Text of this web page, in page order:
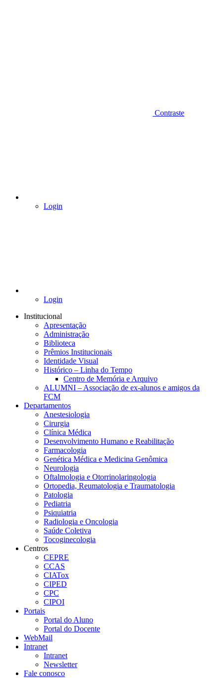
Contraste
Login
Login
Institucional
Apresentação
Administração
Biblioteca
Prêmios Institucionais
Identidade Visual
Histórico – Linha do Tempo
Centro de Memória e Arquivo
ALUMNI – Associação de ex-alunos e amigos da
FCM
Departamentos
Anestesiologia
Cirurgia
Clínica Médica
Desenvolvimento Humano e Reabilitação
Farmacologia
Genética Médica e Medicina Genômica
Neurologia
Oftalmologia e Otorrinolaringologia
Ortopedia, Reumatologia e Traumatologia
Patologia
Pediatria
Psiquiatria
Radiologia e Oncologia
Saúde Coletiva
Tocoginecologia
Centros
CEPRE
CCAS
CIATox
CIPED
CPC
CIPOI
Portais
Portal do Aluno
Portal do Docente
WebMail
Intranet
Intranet
Newsletter
Fale conosco